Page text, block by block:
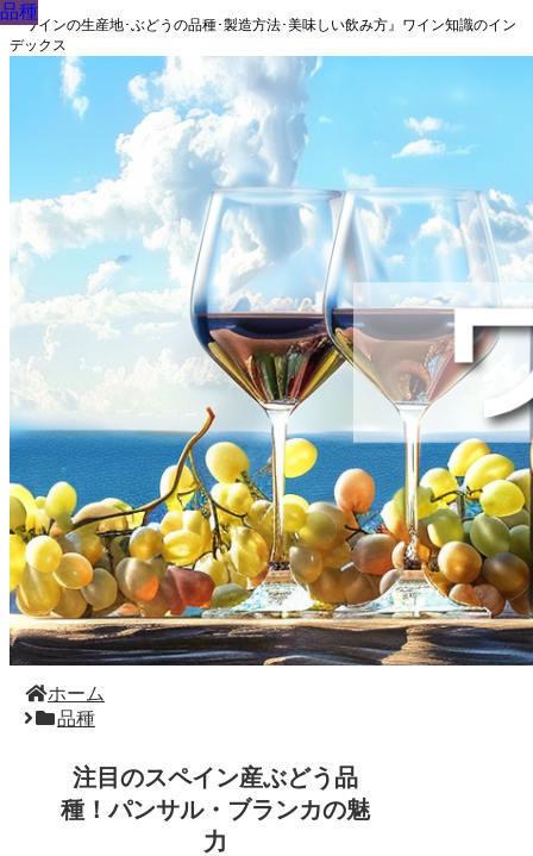
『ワインの生産地･ぶどうの品種･製造方法･美味しい飲み方』ワイン知識のイン
デックス
ホーム
品種
注目のスペイン産ぶどう品
種！パンサル・ブランカの魅
力
品種
品種
品種
品種
品種
品種
品種
品種
品種